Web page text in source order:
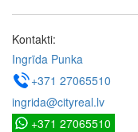
Kontakti:
Ingrīda Punka
+371 27065510
ingrida@cityreal.lv
+371 27065510